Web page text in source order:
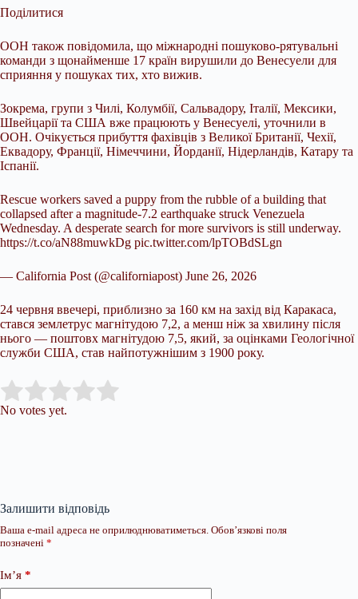
Поділитися
ООН також повідомила, що міжнародні пошуково-рятувальні
команди з щонайменше 17 країн вирушили до Венесуели для
сприяння у пошуках тих, хто вижив.
Зокрема, групи з Чилі, Колумбії, Сальвадору, Італії, Мексики,
Швейцарії та США вже працюють у Венесуелі, уточнили в
ООН. Очікується прибуття фахівців з Великої Британії, Чехії,
Еквадору, Франції, Німеччини, Йорданії, Нідерландів, Катару та
Іспанії.
Rescue workers saved a puppy from the rubble of a building that
collapsed after a magnitude-7.2 earthquake struck Venezuela
Wednesday. A desperate search for more survivors is still underway.
https://t.co/aN88muwkDg pic.twitter.com/lpTOBdSLgn
— California Post (@californiapost) June 26, 2026
24 червня ввечері, приблизно за 160 км на захід від Каракаса,
стався землетрус магнітудою 7,2, а менш ніж за хвилину після
нього — поштовх магнітудою 7,5, який, за оцінками Геологічної
служби США, став найпотужнішим з 1900 року.
Rate this item:
No votes yet.
Залишити відповідь
Ваша e-mail адреса не оприлюднюватиметься. Обов’язкові поля
позначені *
Ім’я *